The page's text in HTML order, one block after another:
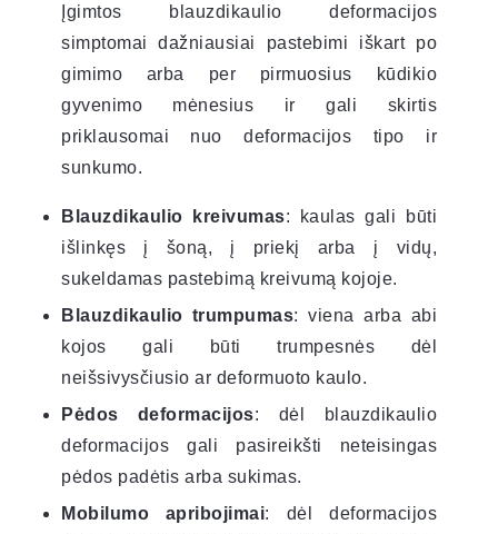
Įgimtos blauzdikaulio deformacijos
simptomai dažniausiai pastebimi iškart po
gimimo arba per pirmuosius kūdikio
gyvenimo mėnesius ir gali skirtis
priklausomai nuo deformacijos tipo ir
sunkumo.
Blauzdikaulio kreivumas: kaulas gali būti
išlinkęs į šoną, į priekį arba į vidų,
sukeldamas pastebimą kreivumą kojoje.
Blauzdikaulio trumpumas: viena arba abi
kojos gali būti trumpesnės dėl
neišsivysčiusio ar deformuoto kaulo.
Pėdos deformacijos: dėl blauzdikaulio
deformacijos gali pasireikšti neteisingas
pėdos padėtis arba sukimas.
Mobilumo apribojimai: dėl deformacijos